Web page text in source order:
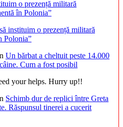
instituim o prezență militară
Polonia”
Un bărbat a cheltuit peste 14.000
Cum a fost posibil
your helps. Hurry up!!
Schimb dur de replici între Greta
Răspunsul tinerei a cucerit